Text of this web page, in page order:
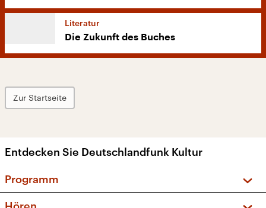
Literatur
Die Zukunft des Buches
Zur Startseite
Entdecken Sie Deutschlandfunk Kultur
Programm